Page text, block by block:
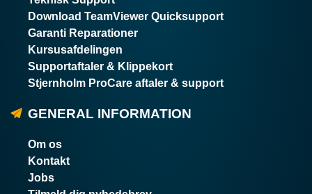
Download TeamViewer Quicksupport
Garanti Reparationer
Kursusafdelingen
Supportaftaler & Klippekort
Stjernholm ProCare aftaler & support
GENERAL INFORMATION
Om os
Kontakt
Jobs